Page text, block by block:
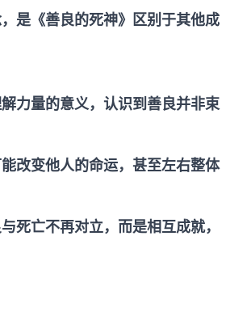
是《善良的死神》区别于其他成
力量的意义，认识到善良并非束
改变他人的命运，甚至左右整体
死亡不再对立，而是相互成就，